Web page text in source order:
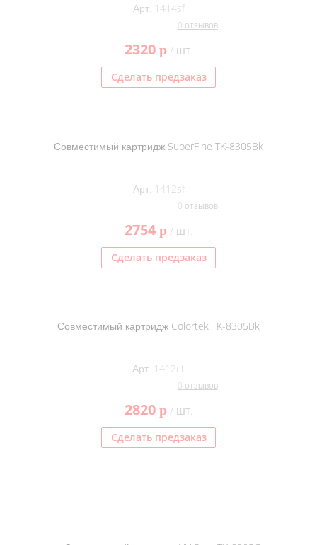
Арт. 1414sf
0 отзывов
2320 p/ шт.
Сделать предзаказ
Совместимый картридж SuperFine TK-8305Bk
Арт. 1412sf
0 отзывов
2754 p/ шт.
Сделать предзаказ
Совместимый картридж Colortek TK-8305Bk
Арт. 1412ct
0 отзывов
2820 p/ шт.
Сделать предзаказ